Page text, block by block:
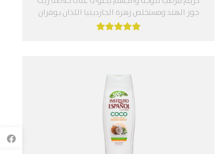
جوز الهند ومستخلص زهرة الجاردينيا اللذان يوفران
عناية ونعومة للبشرة. يُنصح به...